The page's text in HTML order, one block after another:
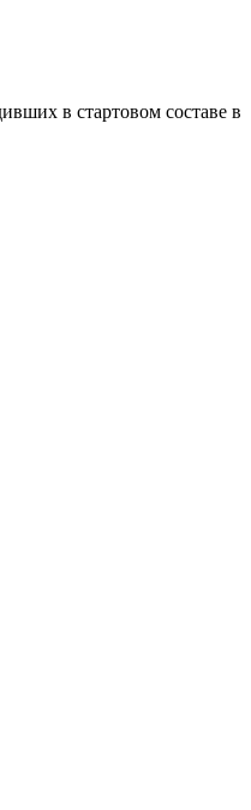
в стартовом составе в